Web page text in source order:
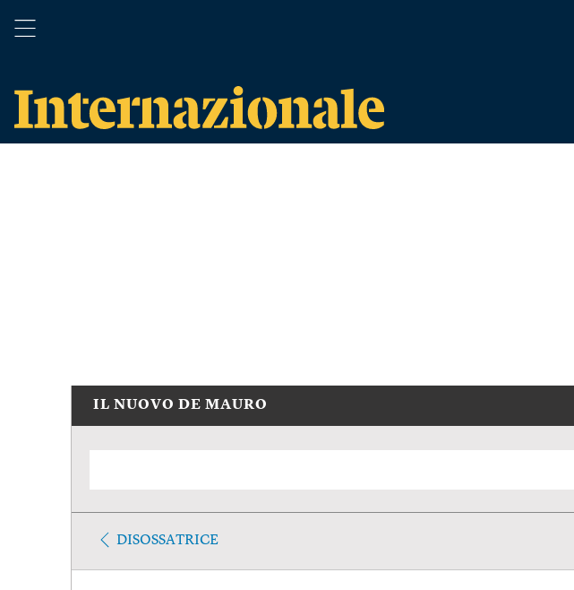
IL NUOVO DE MAURO
DISOSSATRICE